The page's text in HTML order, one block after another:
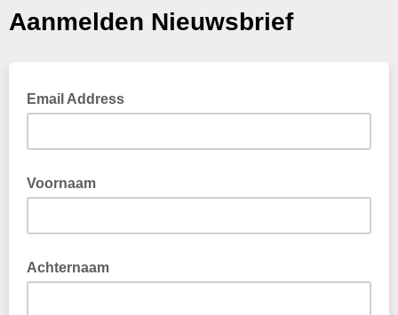
Aanmelden Nieuwsbrief
Email Address
Voornaam
Achternaam